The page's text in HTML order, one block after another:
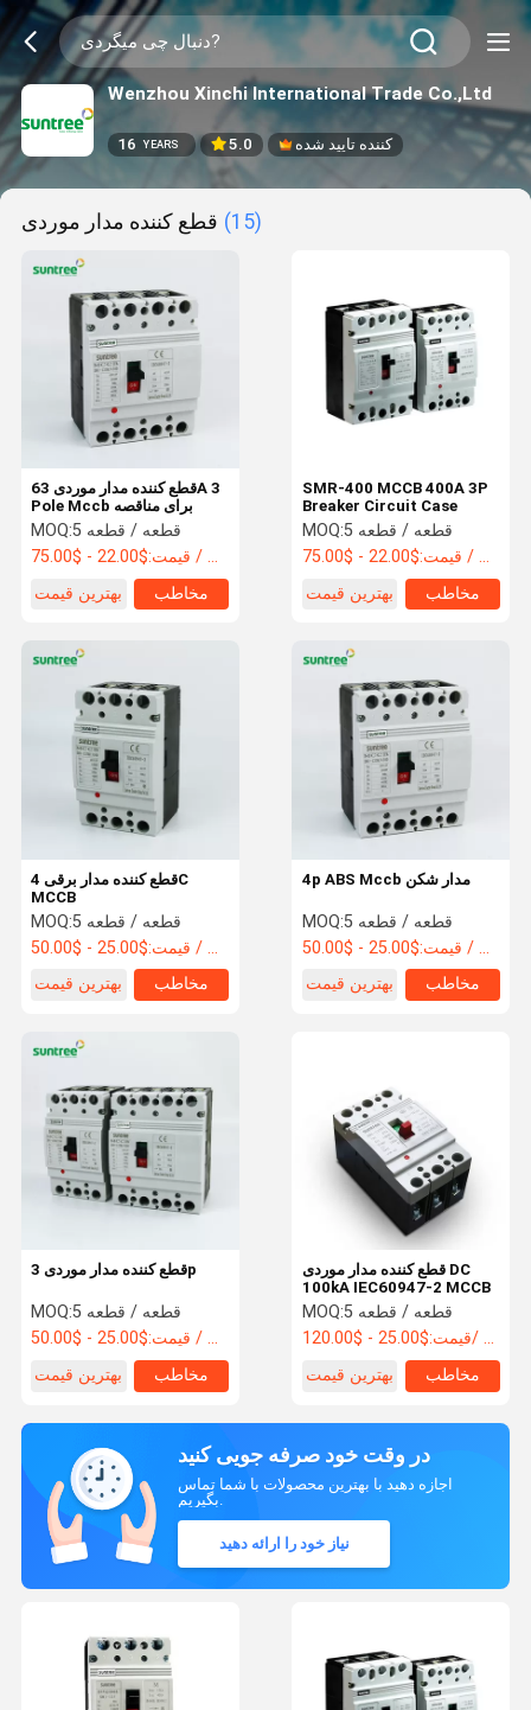
Wenzhou Xinchi International Trade Co.,Ltd
16 YEARS 5.0 کننده تایید شده
قطع کننده مدار موردی (15)
قطع کننده مدار موردی 63A 3
Pole Mccb برای مناقصه
MOQ:
5 قطعه / قطعه
قیمت: $22.00 - $75.00 / Piece
بهترین قیمت
مخاطب
SMR-400 MCCB 400A 3P
Breaker Circuit Case
MOQ:
5 قطعه / قطعه
قیمت: $22.00 - $75.00 / Piece
بهترین قیمت
مخاطب
قطع کننده مدار برقی 4C
MCCB
MOQ:
5 قطعه / قطعه
قیمت: $25.00 - $50.00 / Piece
بهترین قیمت
مخاطب
4p ABS Mccb مدار شکن
MOQ:
5 قطعه / قطعه
قیمت: $25.00 - $50.00 / Piece
بهترین قیمت
مخاطب
قطع کننده مدار موردی 3p
MOQ:
5 قطعه / قطعه
قیمت: $25.00 - $50.00 / Piece
بهترین قیمت
مخاطب
قطع کننده مدار موردی DC
100kA IEC60947-2 MCCB
MOQ:
5 قطعه / قطعه
قیمت:$25.00 - $120.00/ Piece
بهترین قیمت
مخاطب
در وقت خود صرفه جویی کنید
اجازه دهید با بهترین محصولات با شما تماس
نیاز خود را ارائه دهید